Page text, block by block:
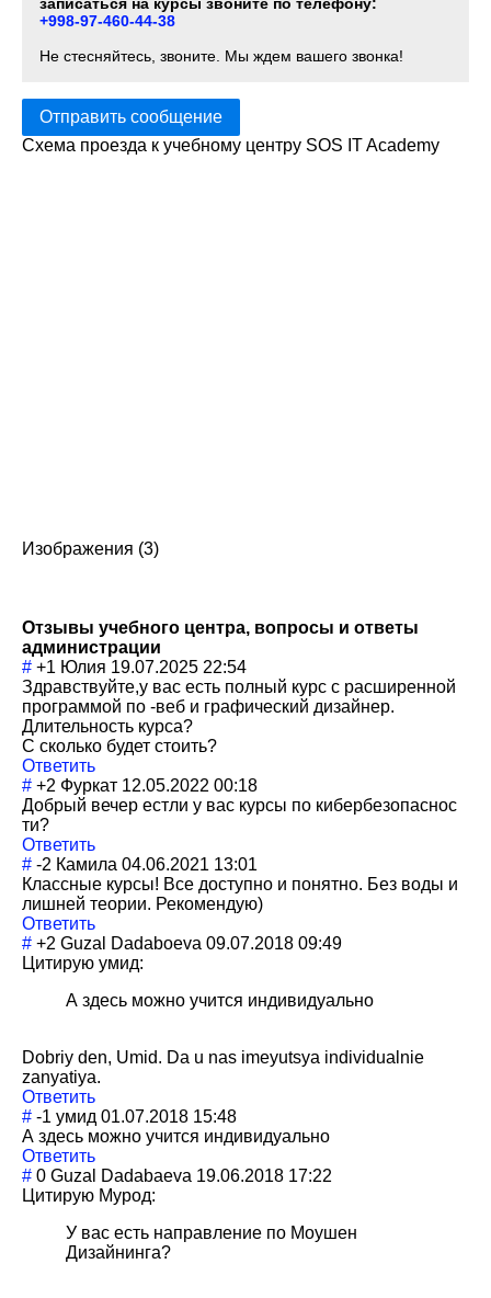
+998-97-460-44-38
Не стесняйтесь, звоните. Мы ждем вашего звонка!
Отправить сообщение
Схема проезда к учебному центру SOS IT Academy
Изображения (3)
Отзывы учебного центра, вопросы и ответы
администрации
# +1 Юлия 19.07.2025 22:54
Здравствуйте,у вас есть полный курс с расширенной
программой по -веб и графический дизайнер.
Длительность курса?
С сколько будет стоить?
Ответить
# +2 Фуркат 12.05.2022 00:18
Добрый вечер естли у вас курсы по кибербезопаснос
ти?
Ответить
# -2 Камила 04.06.2021 13:01
Классные курсы! Все доступно и понятно. Без воды и
лишней теории. Рекомендую)
Ответить
# +2 Guzal Dadaboeva 09.07.2018 09:49
Цитирую умид:
А здесь можно учится индивидуально
Dobriy den, Umid. Da u nas imeyutsya individualnie
zanyatiya.
Ответить
# -1 умид 01.07.2018 15:48
А здесь можно учится индивидуально
Ответить
# 0 Guzal Dadabaeva 19.06.2018 17:22
Цитирую Мурод:
У вас есть направление по Моушен
Дизайнинга?